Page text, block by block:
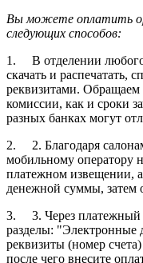
Вы можете оплатить
следующих способов:
1. В отделении любого
скачать и распечатать,
реквизитами.
комиссии, как и сроки
разных банках могут
2. 2. Благодаря
мобильному оператору
платежном извещении,
денежной суммы, затем
3. 3. Через платежный
разделы: "Электронные
реквизиты (номер
после чего внесите